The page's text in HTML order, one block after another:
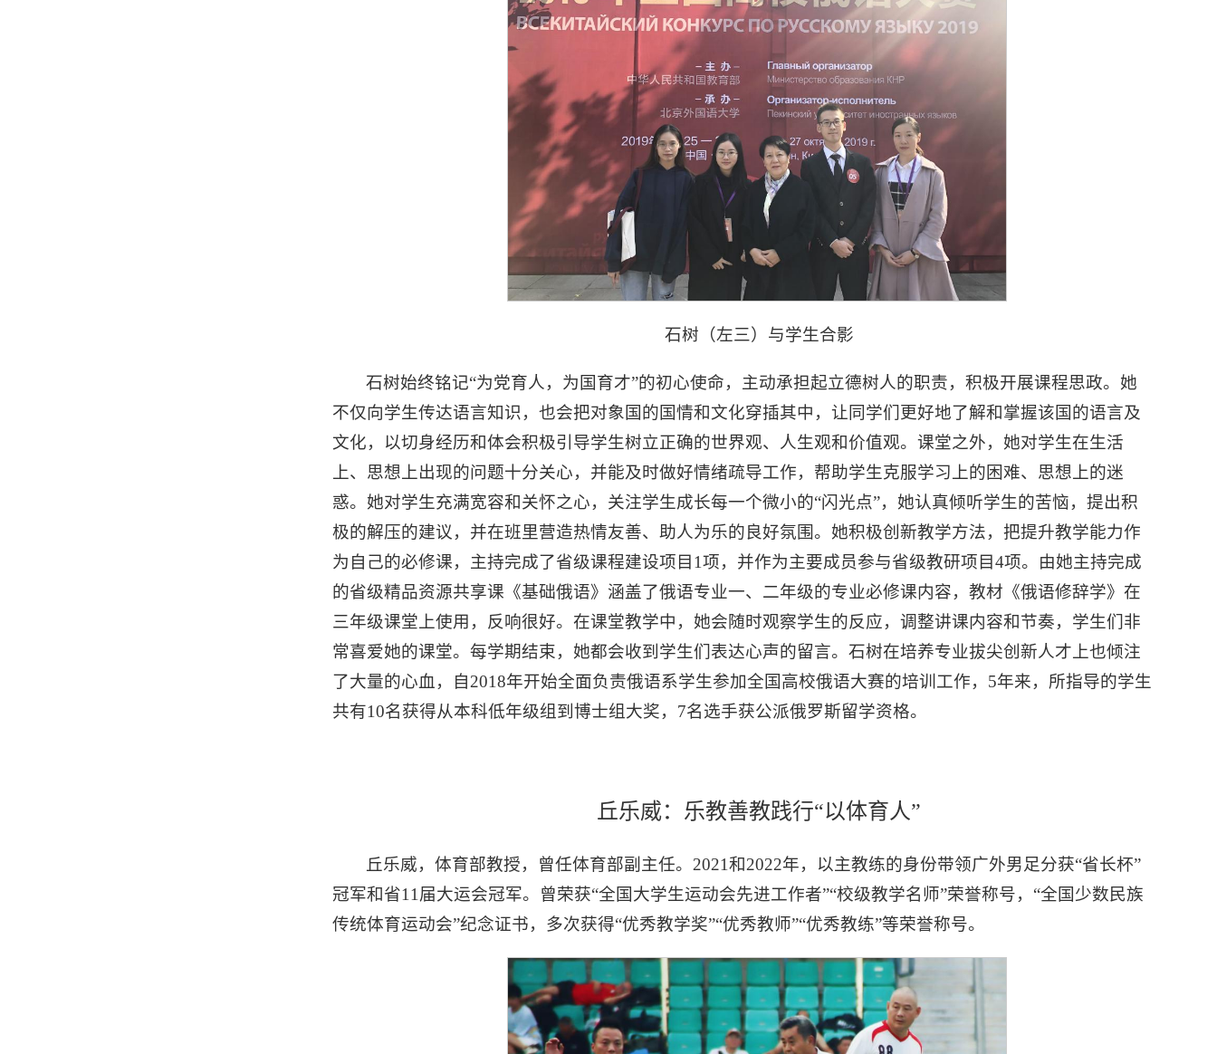
石树（左三）与学生合影
石树始终铭记“为党育人，为国育才”的初心使命，主动承担起立德树人的职责，积极开展课程思政。她
不仅向学生传达语言知识，也会把对象国的国情和文化穿插其中，让同学们更好地了解和掌握该国的语言及
文化，以切身经历和体会积极引导学生树立正确的世界观、人生观和价值观。课堂之外，她对学生在生活
上、思想上出现的问题十分关心，并能及时做好情绪疏导工作，帮助学生克服学习上的困难、思想上的迷
惑。她对学生充满宽容和关怀之心，关注学生成长每一个微小的“闪光点”，她认真倾听学生的苦恼，提出积
极的解压的建议，并在班里营造热情友善、助人为乐的良好氛围。她积极创新教学方法，把提升教学能力作
为自己的必修课，主持完成了省级课程建设项目1项，并作为主要成员参与省级教研项目4项。由她主持完成
的省级精品资源共享课《基础俄语》涵盖了俄语专业一、二年级的专业必修课内容，教材《俄语修辞学》在
三年级课堂上使用，反响很好。在课堂教学中，她会随时观察学生的反应，调整讲课内容和节奏，学生们非
常喜爱她的课堂。每学期结束，她都会收到学生们表达心声的留言。石树在培养专业拔尖创新人才上也倾注
了大量的心血，自2018年开始全面负责俄语系学生参加全国高校俄语大赛的培训工作，5年来，所指导的学生
共有10名获得从本科低年级组到博士组大奖，7名选手获公派俄罗斯留学资格。
丘乐威：乐教善教践行“以体育人”
丘乐威，体育部教授，曾任体育部副主任。2021和2022年，以主教练的身份带领广外男足分获“省长杯”
冠军和省11届大运会冠军。曾荣获“全国大学生运动会先进工作者”“校级教学名师”荣誉称号，“全国少数民族
传统体育运动会”纪念证书，多次获得“优秀教学奖”“优秀教师”“优秀教练”等荣誉称号。